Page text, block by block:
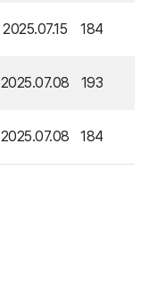
2025.07.15 184
2025.07.08 193
2025.07.08 184